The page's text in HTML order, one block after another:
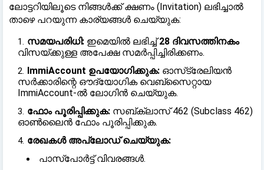
ലോട്ടറിയിലൂടെ നിങ്ങൾക്ക് ക്ഷണം (Invitation) ലഭിച്ചാൽ
താഴെ പറയുന്ന കാര്യങ്ങൾ ചെയ്യുക:
സമയപരിധി: ഇമെയിൽ ലഭിച്ച്28 ദിവസത്തിനകം
വിസയ്ക്കുള്ള അപേക്ഷ സമർപ്പിച്ചിരിക്കണം.
ImmiAccount ഉപയോഗിക്കുക: ഓസ്‌ട്രേലിയൻ
സർക്കാരിന്റെ ഔദ്യോഗിക വെബ്‌സൈറ്റായ
ImmiAccount-ൽ ലോഗിൻ ചെയ്യുക.
ഫോം പൂരിപ്പിക്കുക: സബ്‌ക്ലാസ് 462 (Subclass 462)
ഓൺലൈൻ ഫോം പൂരിപ്പിക്കുക.
രേഖകൾ അപ്‌ലോഡ് ചെയ്യുക:
പാസ്‌പോർട്ട് വിവരങ്ങൾ.